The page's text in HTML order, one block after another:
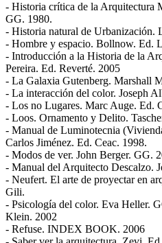
- Historia crítica de la Arquitectura
GG. 1980.
- Historia natural de Urbanización.
- Hombre y espacio. Bollnow. Ed.
- Introducción a la Historia de la
Pereira. Ed. Reverté. 2005
- La Galaxia Gutenberg. Marshall
- La interacción del color. Joseph
- Los no Lugares. Marc Auge. Ed.
- Loos. Ornamento y Delito.
- Manual de Luminotecnia
Carlos Jiménez. Ed. Ceac. 1998.
- Modos de ver. John Berger. GG.
- Manual del Arquitecto Descalzo.
- Neufert. El arte de proyectar en
Gili.
- Psicología del color. Eva Heller.
Klein. 2002
- Refuse. INDEX BOOK. 2006